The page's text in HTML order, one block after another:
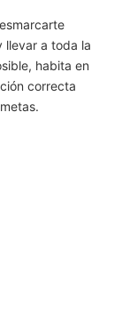
llevar a toda la
habita en
correcta